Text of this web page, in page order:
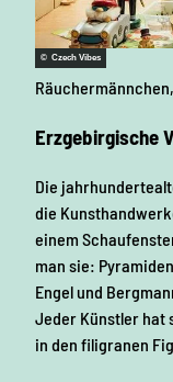
© Czech Vibes
Erzgebirgische
Die
die
einem
man sie:
Engel und
Jeder Künstler hat
in den filigranen